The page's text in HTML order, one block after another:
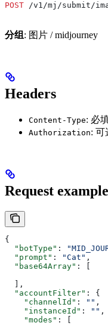
POST /v1/mj/submit/
分组 : 图片 / midjourney
Headers
Content-Type: 必
Authorization: 可
Request example
{
  "botType"
:
  "prompt"
: "Cat" ,
  "base64Array"
: [
  ],
  "accountFilter"
: {
    "channelId"
: "" ,
    "instanceId"
: "" ,
    "modes"
: [